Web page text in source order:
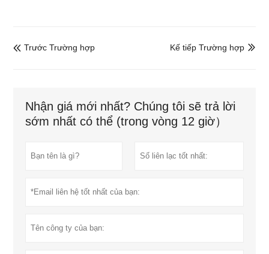
 Trước Trường hợp 
Kế tiếp Trường hợp
Nhận giá mới nhất? Chúng tôi sẽ trả lời
sớm nhất có thể (trong vòng 12 giờ）